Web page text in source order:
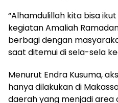
“Alhamdulillah kita bisa
kegiatan Amaliah
berbagi dengan
saat ditemui di sela-sela
Menurut Endra Kusuma,
hanya dilakukan di
daerah yang menjadi area